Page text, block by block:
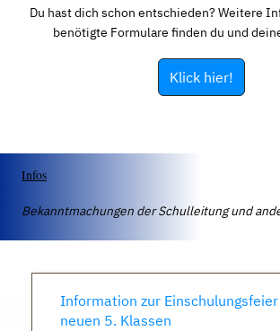
Du hast dich schon entschieden? Weitere
benötigte Formulare finden du und
Klick hier!
Infos
Bekanntmachungen der Schulleitung und
Information zur
neuen 5. Klassen